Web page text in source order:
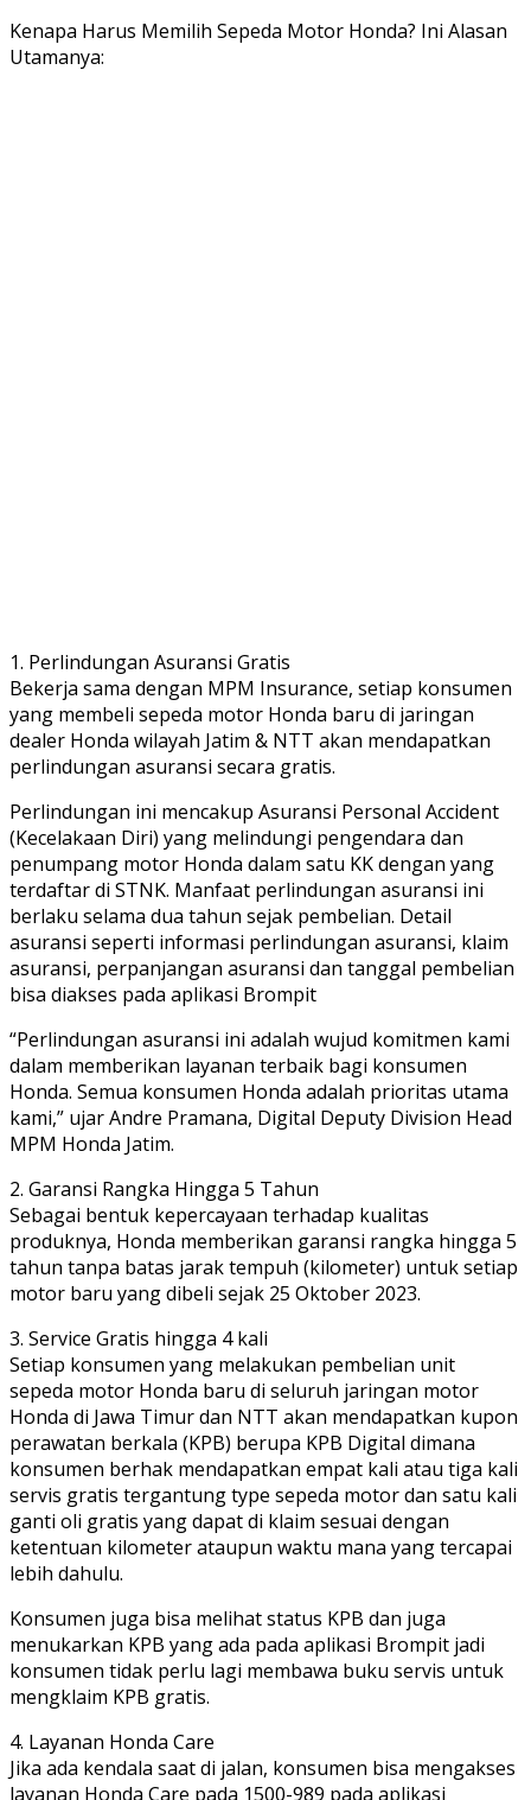
Kenapa Harus Memilih Sepeda Motor Honda? Ini Alasan
Utamanya:
1. Perlindungan Asuransi Gratis
Bekerja sama dengan MPM Insurance, setiap konsumen
yang membeli sepeda motor Honda baru di jaringan
dealer Honda wilayah Jatim & NTT akan mendapatkan
perlindungan asuransi secara gratis.
Perlindungan ini mencakup Asuransi Personal Accident
(Kecelakaan Diri) yang melindungi pengendara dan
penumpang motor Honda dalam satu KK dengan yang
terdaftar di STNK. Manfaat perlindungan asuransi ini
berlaku selama dua tahun sejak pembelian. Detail
asuransi seperti informasi perlindungan asuransi, klaim
asuransi, perpanjangan asuransi dan tanggal pembelian
bisa diakses pada aplikasi Brompit
“Perlindungan asuransi ini adalah wujud komitmen kami
dalam memberikan layanan terbaik bagi konsumen
Honda. Semua konsumen Honda adalah prioritas utama
kami,” ujar Andre Pramana, Digital Deputy Division Head
MPM Honda Jatim.
2. Garansi Rangka Hingga 5 Tahun
Sebagai bentuk kepercayaan terhadap kualitas
produknya, Honda memberikan garansi rangka hingga 5
tahun tanpa batas jarak tempuh (kilometer) untuk setiap
motor baru yang dibeli sejak 25 Oktober 2023.
3. Service Gratis hingga 4 kali
Setiap konsumen yang melakukan pembelian unit
sepeda motor Honda baru di seluruh jaringan motor
Honda di Jawa Timur dan NTT akan mendapatkan kupon
perawatan berkala (KPB) berupa KPB Digital dimana
konsumen berhak mendapatkan empat kali atau tiga kali
servis gratis tergantung type sepeda motor dan satu kali
ganti oli gratis yang dapat di klaim sesuai dengan
ketentuan kilometer ataupun waktu mana yang tercapai
lebih dahulu.
Konsumen juga bisa melihat status KPB dan juga
menukarkan KPB yang ada pada aplikasi Brompit jadi
konsumen tidak perlu lagi membawa buku servis untuk
mengklaim KPB gratis.
4. Layanan Honda Care
Jika ada kendala saat di jalan, konsumen bisa mengakses
layanan Honda Care pada 1500-989 pada aplikasi